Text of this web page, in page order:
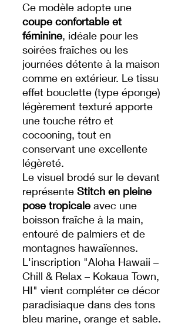
Ce modèle adopte une
coupe confortable et
féminine, idéale pour les
soirées fraîches ou les
journées détente à la maison
comme en extérieur. Le tissu
effet bouclette (type éponge)
légèrement texturé apporte
une touche rétro et
cocooning, tout en
conservant une excellente
légèreté.
Le visuel brodé sur le devant
représente Stitch en pleine
pose tropicale avec une
boisson fraîche à la main,
entouré de palmiers et de
montagnes hawaïennes.
L'inscription "Aloha Hawaii –
Chill & Relax – Kokaua Town,
HI" vient compléter ce décor
paradisiaque dans des tons
bleu marine, orange et sable.